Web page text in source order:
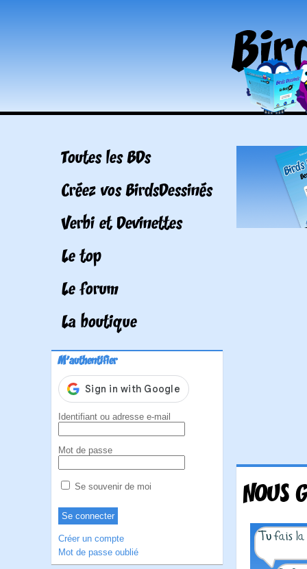
Toutes les BDs
Créez vos BirdsDessinés
Verbi et Devinettes
Le top
Le forum
La boutique
M'authentifier
Identifiant ou adresse e-mail
Mot de passe
Se souvenir de moi
Créer un compte
Mot de passe oublié
NOUS